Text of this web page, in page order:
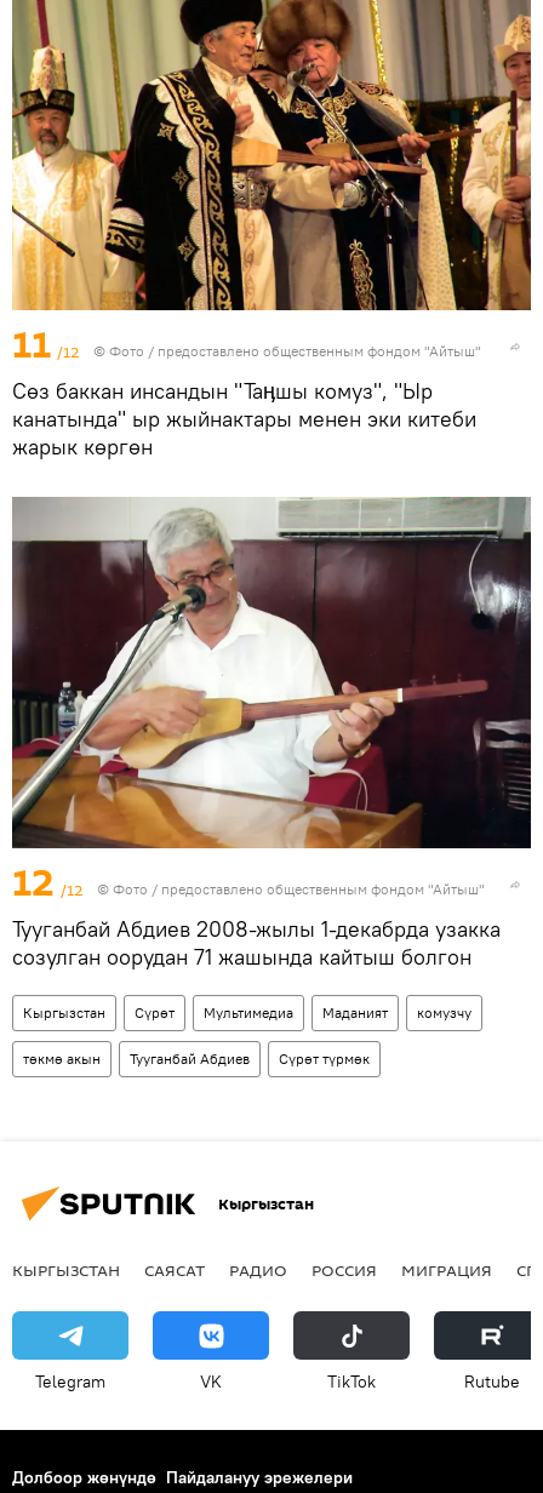
11 /12 © Фото / предоставлено общественным фондом "Айтыш"
Сөз баккан инсандын "Таӊшы комуз", "Ыр
канатында" ыр жыйнактары менен эки китеби
жарык көргөн
12 /12 © Фото / предоставлено общественным фондом "Айтыш"
Тууганбай Абдиев 2008-жылы 1-декабрда узакка
созулган оорудан 71 жашында кайтыш болгон
Кыргызстан Сүрөт Мультимедиа Маданият комузчу
төкмө акын Тууганбай Абдиев Сүрөт түрмөк
Кыргызстан
КЫРГЫЗСТАН САЯСАТ РАДИО РОССИЯ МИГРАЦИЯ
Telegram VK ТikТоk Rutube
Долбоор жөнүндө Пайдалануу эрежелери